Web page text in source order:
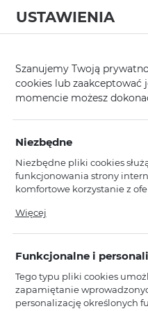
Strona główna / Producent /
KATEGORIE
Book Vennus Twin 2
PŁATNOŚCI I DOSTAWA
USTAWIENIA
Szanujemy Twoją
cookies lub zaakceptować
momencie możesz
Niezbędne
Niezbędne pliki cookies
funkcjonowania strony
komfortowe korzystanie z
działania w celu m.in.
preferencji prywatności,
formularzy. Dzięki plikom
może działać bez zakłóceń.
Więcej
Funkcjonalne i
Tego typu pliki cookies
zapamiętanie
personalizację określonych